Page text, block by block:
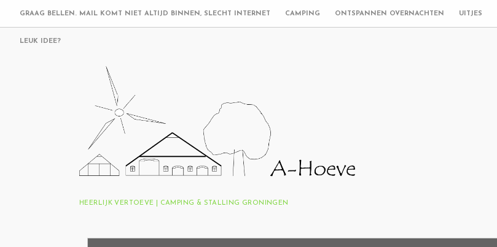
GRAAG BELLEN. MAIL KOMT NIET ALTIJD BINNEN, SLECHT INTERNET CAMPING ONTSPANNEN OVERNACHTEN UITJES
LEUK IDEE?
HEERLIJK VERTOEVE | CAMPING & STALLING GRONINGEN